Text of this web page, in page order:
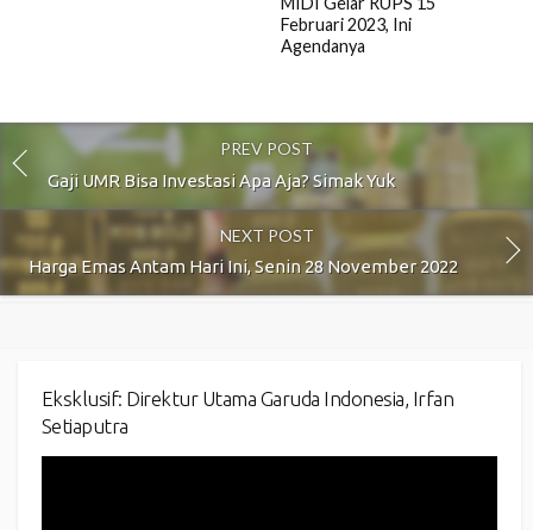
Februari 2023, Ini
Agendanya
PREV POST
Gaji UMR Bisa Investasi Apa Aja? Simak Yuk
NEXT POST
Harga Emas Antam Hari Ini, Senin 28 November 2022
Eksklusif: Direktur Utama Garuda Indonesia, Irfan
Setiaputra